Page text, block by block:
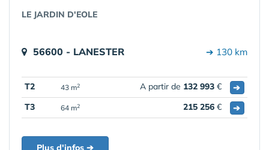
LE JARDIN D'EOLE
56600 - LANESTER ➔ 130 km
T2 43 m2 A partir de 132 993 €
➔
T3
64 m2 215 256 € ➔
Plus d'infos ➔